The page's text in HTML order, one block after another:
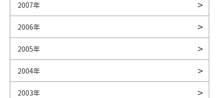
2007年
2006年
2005年
2004年
2003年